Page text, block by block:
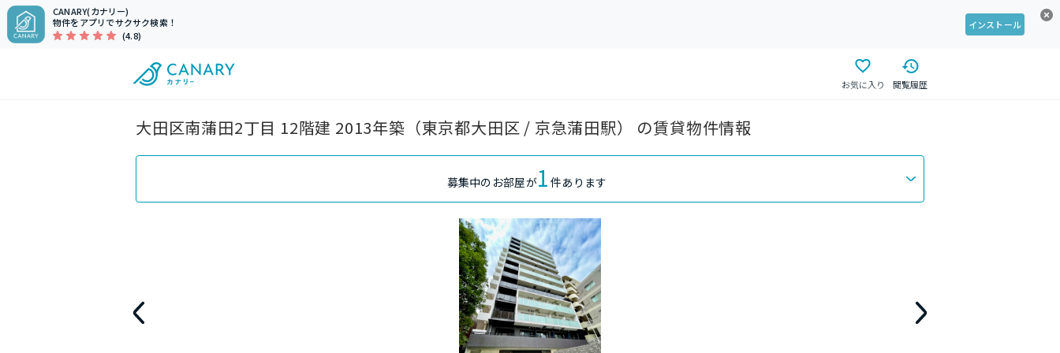
CANARY(カナリー)
物件をアプリでサクサク検索！
(4.8)
インストール
お気に入り 閲覧履歴
大田区南蒲田2丁目 12階建 2013年築（東京都大田区 / 京急蒲田駅） の賃貸物件情報
募集中のお部屋が1 件あります